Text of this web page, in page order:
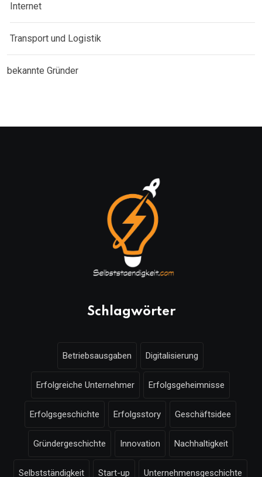
Internet
Transport und Logistik
bekannte Gründer
Schlagwörter
Betriebsausgaben Digitalisierung
Erfolgreiche Unternehmer Erfolgsgeheimnisse
Erfolgsgeschichte Erfolgsstory Geschäftsidee
Gründergeschichte Innovation Nachhaltigkeit
Selbstständigkeit Start-up Unternehmensgeschichte